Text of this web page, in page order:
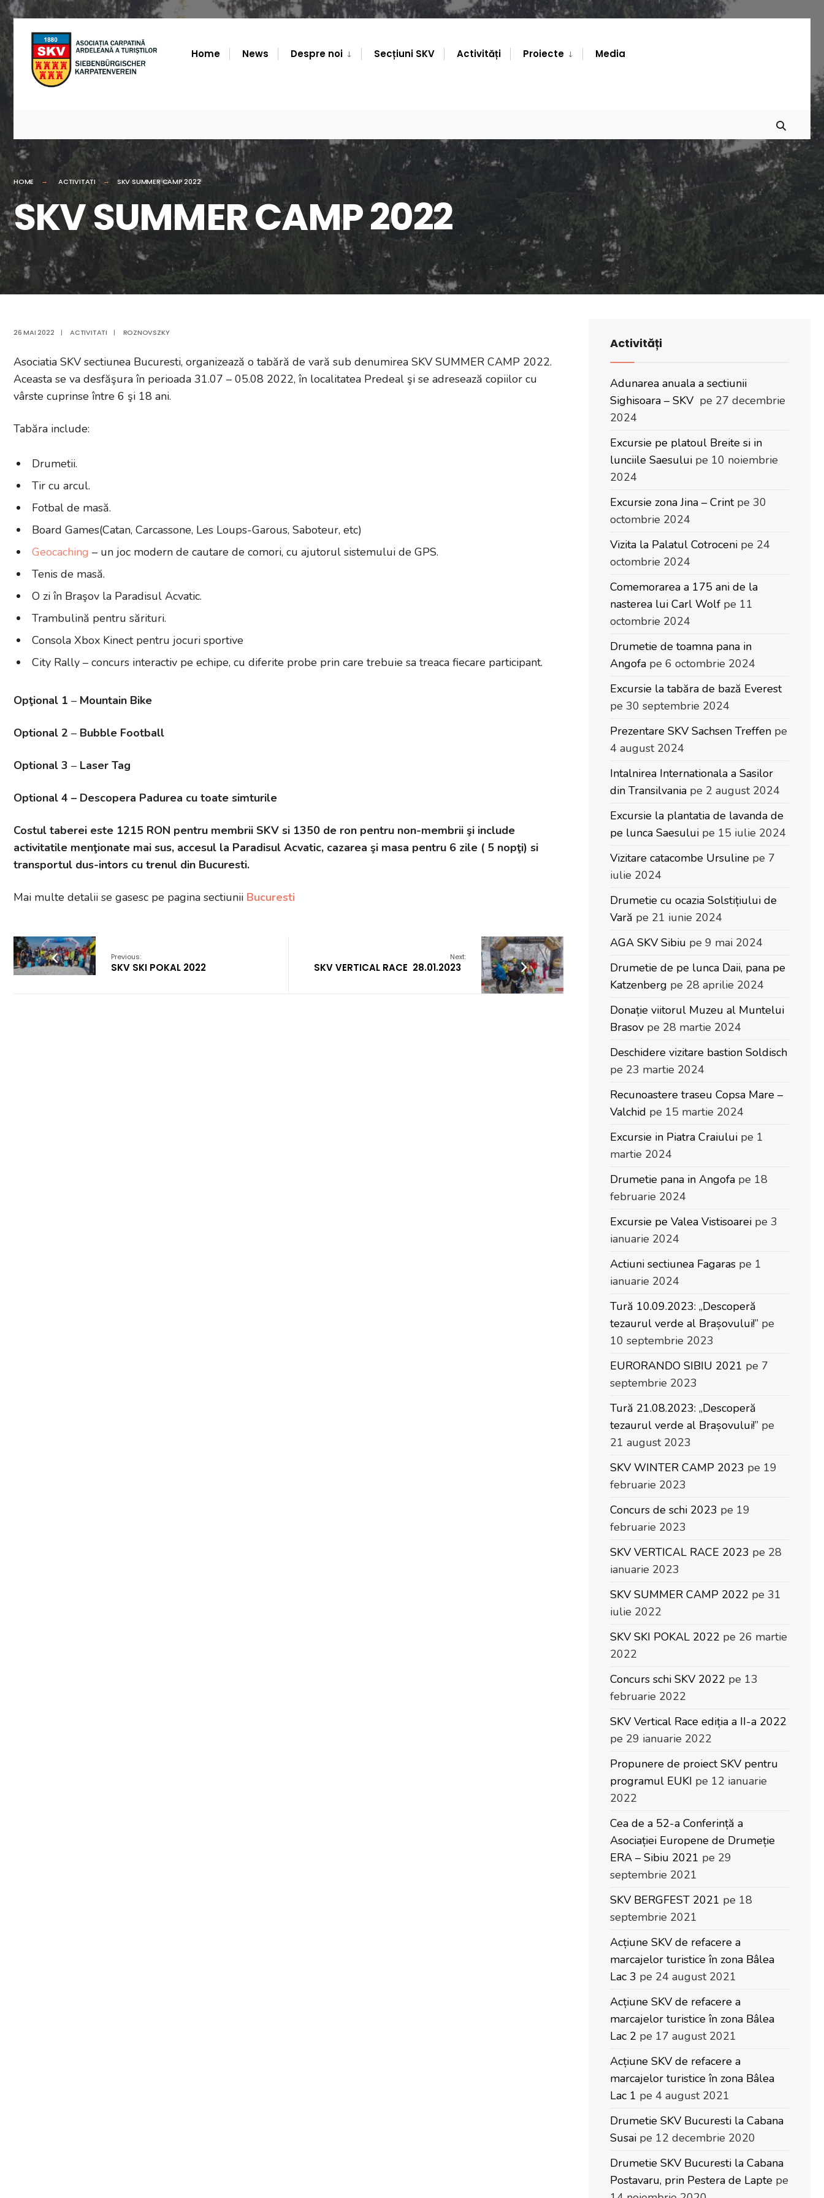
Skip
content
Home News Despre noi Secțiuni SKV Activități Proiecte Media
HOME ACTIVITATI SKV SUMMER CAMP 2022
SKV SUMMER CAMP 2022
26 MAI 2022 | ACTIVITATI | ROZNOVSZKY
Asociatia SKV sectiunea Bucuresti, organizează o tabără de vară sub denumirea SKV SUMMER CAMP 2022.
Aceasta se va desfăşura în perioada 31.07 – 05.08 2022, în localitatea Predeal şi se adresează copiilor cu
vârste cuprinse între 6 şi 18 ani.
Tabăra include:
Drumetii.
Tir cu arcul.
Fotbal de masă.
Board Games(Catan, Carcassone, Les Loups-Garous, Saboteur, etc)
Geocaching – un joc modern de cautare de comori, cu ajutorul sistemului de GPS.
Tenis de masă.
O zi în Braşov la Paradisul Acvatic.
Trambulină pentru sărituri.
Consola Xbox Kinect pentru jocuri sportive
City Rally – concurs interactiv pe echipe, cu diferite probe prin care trebuie sa treaca fiecare participant.
Opţional 1 – Mountain Bike
Optional 2 – Bubble Football
Optional 3 – Laser Tag
Optional 4 – Descopera Padurea cu toate simturile
Costul taberei este 1215 RON pentru membrii SKV si 1350 de ron pentru non-membrii şi include
activitatile menţionate mai sus, accesul la Paradisul Acvatic, cazarea şi masa pentru 6 zile ( 5 nopţi) si
transportul dus-intors cu trenul din Bucuresti.
Mai multe detalii se gasesc pe pagina sectiunii Bucuresti
Previous:
SKV SKI POKAL 2022
Next:
SKV VERTICAL RACE 28.01.2023
Activități
Adunarea anuala a sectiunii
Sighisoara – SKV pe 27 decembrie
2024
Excursie pe platoul Breite si in
lunciile Saesului pe 10 noiembrie
2024
Excursie zona Jina – Crintpe 30
octombrie 2024
Vizita la Palatul Cotroceni pe 24
octombrie 2024
Comemorarea a 175 ani de la
nasterea lui Carl Wolf pe 11
octombrie 2024
Drumetie de toamna pana in
Angofa pe 6 octombrie 2024
Excursie la tabăra de bază Everest
pe 30 septembrie 2024
Prezentare SKV Sachsen Treffen pe
4 august 2024
Intalnirea Internationala a Sasilor
din Transilvania pe 2 august 2024
Excursie la plantatia de lavanda de
pe lunca Saesului pe 15 iulie 2024
Vizitare catacombe Ursuline pe 7
iulie 2024
Drumetie cu ocazia Solstițiului de
Vară pe 21 iunie 2024
AGA SKV Sibiu pe 9 mai 2024
Drumetie de pe lunca Daii, pana pe
Katzenberg pe 28 aprilie 2024
Donație viitorul Muzeu al Muntelui
Brasov pe 28 martie 2024
Deschidere vizitare bastion Soldisch
pe 23 martie 2024
Recunoastere traseu Copsa Mare –
Valchid pe 15 martie 2024
Excursie in Piatra Craiului pe 1
martie 2024
Drumetie pana in Angofa pe 18
februarie 2024
Excursie pe Valea Vistisoarei pe 3
ianuarie 2024
Actiuni sectiunea Fagaras pe 1
ianuarie 2024
Tură 10.09.2023: „Descoperă
tezaurul verde al Brașovului!” pe
10 septembrie 2023
EURORANDO SIBIU 2021 pe 7
septembrie 2023
Tură 21.08.2023: „Descoperă
tezaurul verde al Brașovului!” pe
21 august 2023
SKV WINTER CAMP 2023 pe 19
februarie 2023
Concurs de schi 2023 pe 19
februarie 2023
SKV VERTICAL RACE 2023 pe 28
ianuarie 2023
SKV SUMMER CAMP 2022 pe 31
iulie 2022
SKV SKI POKAL 2022 pe 26 martie
2022
Concurs schi SKV 2022 pe 13
februarie 2022
SKV Vertical Race ediția a II-a 2022
pe 29 ianuarie 2022
Propunere de proiect SKV pentru
programul EUKI pe 12 ianuarie
2022
Cea de a 52-a Conferință a
Asociației Europene de Drumeție
ERA – Sibiu 2021 pe 29
septembrie 2021
SKV BERGFEST 2021 pe 18
septembrie 2021
Acțiune SKV de refacere a
marcajelor turistice în zona Bâlea
Lac 3 pe 24 august 2021
Acțiune SKV de refacere a
marcajelor turistice în zona Bâlea
Lac 2 pe 17 august 2021
Acțiune SKV de refacere a
marcajelor turistice în zona Bâlea
Lac 1 pe 4 august 2021
Drumetie SKV Bucuresti la Cabana
Susai pe 12 decembrie 2020
Drumetie SKV Bucuresti la Cabana
Postavaru, prin Pestera de Lapte pe